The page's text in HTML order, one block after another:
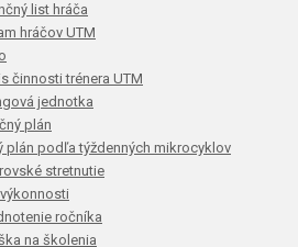
list hráča
hráčov UTM
činnosti trénera UTM
jednotka
plán
plán podľa týždenných mikrocyklov
stretnutie
ročníka
na školenia